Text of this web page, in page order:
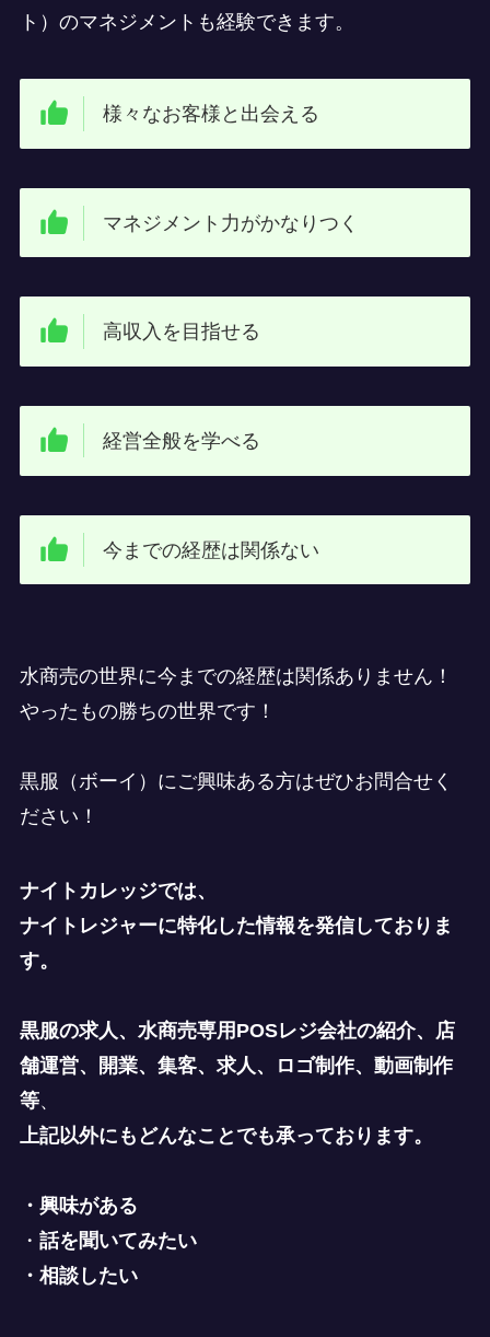
ト）のマネジメントも経験できます。
様々なお客様と出会える
マネジメント力がかなりつく
高収入を目指せる
経営全般を学べる
今までの経歴は関係ない
水商売の世界に今までの経歴は関係ありません！
やったもの勝ちの世界です！
黒服（ボーイ）にご興味ある方はぜひお問合せく
ださい！
ナイトカレッジでは、
ナイトレジャーに特化した情報を発信しておりま
す。
黒服の求人、水商売専用POSレジ会社の紹介、店
舗運営、開業、集客、求人、ロゴ制作、動画制作
等、
上記以外にもどんなことでも承っております。
・興味がある
・ 話を聞いてみたい
・相談したい